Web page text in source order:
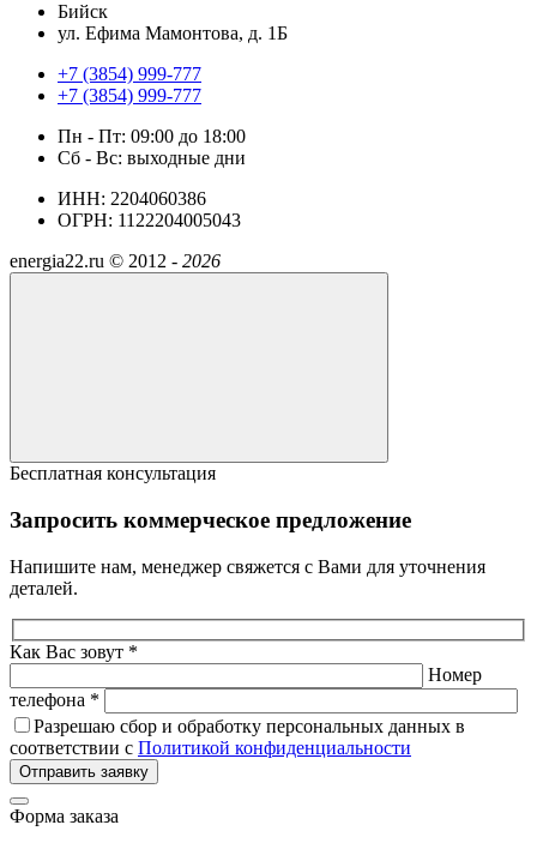
Бийск
ул. Ефима Мамонтова, д. 1Б
+7 (3854) 999-777
+7 (3854) 999-777
Пн - Пт: 09:00 до 18:00
Сб - Вс: выходные дни
ИНН: 2204060386
ОГРН: 1122204005043
energia22.ru © 2012 - 2026
Бесплатная консультация
Запросить коммерческое предложение
Напишите нам, менеджер свяжется с Вами для уточнения
деталей.
Как Вас зовут *
Номер
телефона *
Разрешаю сбор и обработку персональных данных в
соответствии с Политикой конфиденциальности
Отправить заявку
Форма заказа